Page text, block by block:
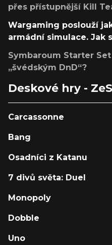
přes přístupnější Kill
Wargaming poslouží
armádní simulace. Jak
Symbaroum Starter
„švédským DnD“?
Deskové hry -
Carcassonne
Bang
Osadníci z Katanu
7 divů světa: Duel
Monopoly
Dobble
Uno